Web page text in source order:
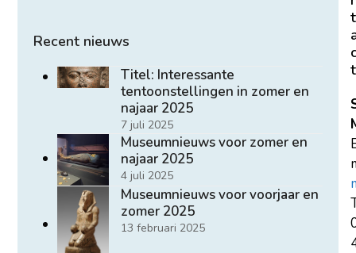
Recent nieuws
Titel: Interessante
tentoonstellingen in zomer en
najaar 2025
7 juli 2025
Museumnieuws voor zomer en
najaar 2025
4 juli 2025
Museumnieuws voor voorjaar en
zomer 2025
13 februari 2025
t
t